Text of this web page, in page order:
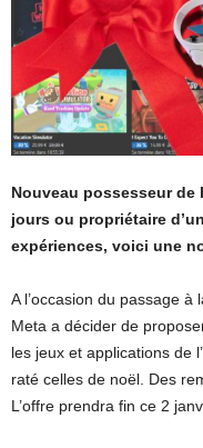
Nouveau possesseur de
jours ou propriétaire
expériences, voici une
A l’occasion du passage à
Meta a décider de
les jeux et applications de
raté celles de noël. Des
L’offre prendra fin ce 2